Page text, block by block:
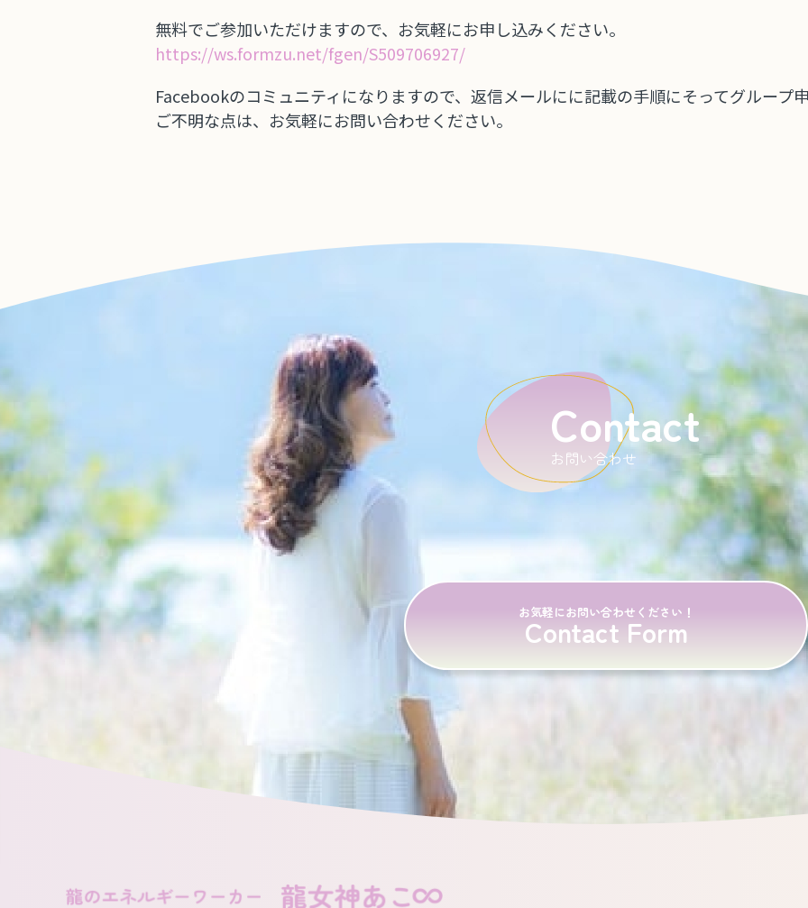
無料でご参加いただけますので、お気軽にお申し込みください。
https://ws.formzu.net/fgen/S509706927/
Facebookのコミュニティになりますので、返信メールにに記載の手順にそってグループ
ご不明な点は、お気軽にお問い合わせください。
Contact
お問い合わせ
お気軽にお問い合わせください！
Contact Form